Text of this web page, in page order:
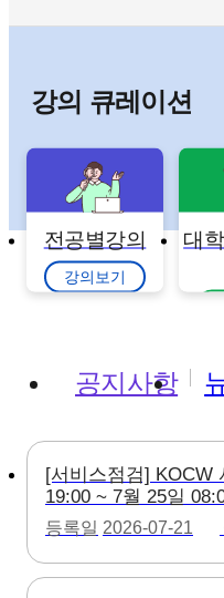
강의 큐레이션
전공별강의
강의보기
대
공지사항
[서비스점검] KOCW
19:00 ~ 7월 25일
등록일 2026-07-21